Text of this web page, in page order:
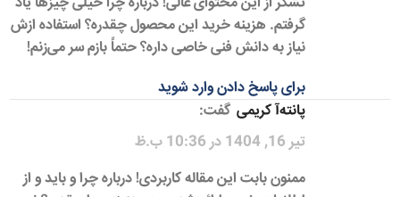
گرفتم. هزینه خرید این محصول چقدره؟ استفاده ازش
نیاز به دانش فنی خاصی داره؟ حتماً بازم سر می‌زنم!
برای پاسخ دادن وارد شوید
پانته‌آ کریمی گفت:
تیر 16, 1404 در 10:36 ب.ظ
ممنون بابت این مقاله کاربردی! درباره چرا و باید و از